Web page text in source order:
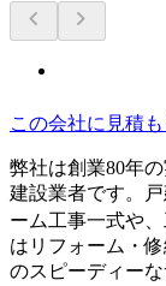
chevron_left chevron_right
この会社に見積
弊社は創業80年
建設業者です。
ーム工事一式や
はリフォーム・
のスピーディー